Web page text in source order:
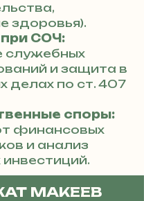
здоровья).
СОЧ:
служебных
и защита в
делах по ст. 407
споры:
финансовых
и анализ
МАКЕЕВ